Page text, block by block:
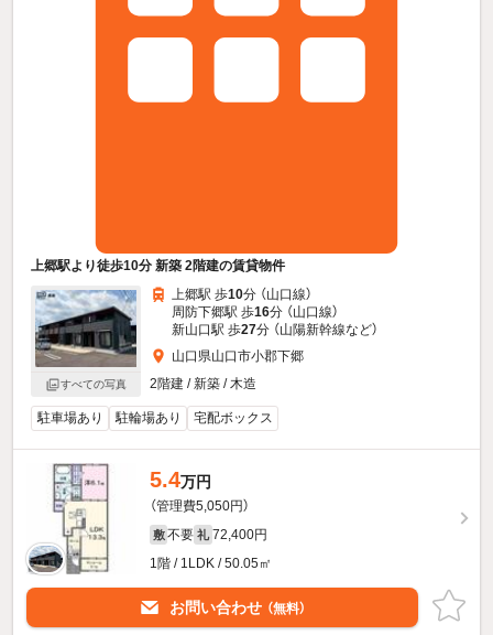
上郷駅より徒歩10分 新築 2階建の賃貸物件
すべての写真
上郷駅 歩10分 （山口線）
周防下郷駅 歩16分 （山口線）
新山口駅 歩27分 （山陽新幹線など）
山口県山口市小郡下郷
2階建 / 新築 / 木造
駐車場あり 駐輪場あり 宅配ボックス
5.4万円
（管理費5,050円）
敷 不要 礼 72,400円
1階 / 1LDK / 50.05㎡
お問い合わせ （無料）